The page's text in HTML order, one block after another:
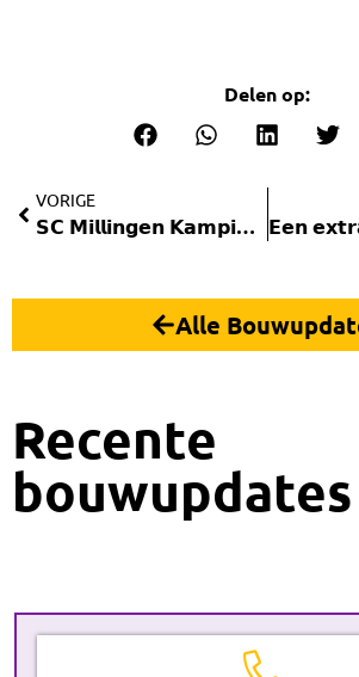
Delen op:
VORIGE
𝗦𝗖 𝗠𝗶𝗹𝗹𝗶𝗻𝗴𝗲𝗻 𝗞𝗮𝗺𝗽𝗶𝗼𝗲𝗻𝗲𝗻
Alle
Recente
bouwupdates